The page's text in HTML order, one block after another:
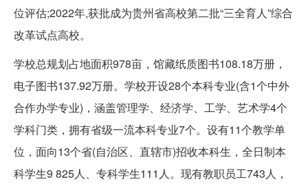
位评估;2022年,获批成为贵州省高校第二批“三全育人”综合
改革试点高校。
学校总规划占地面积978亩，馆藏纸质图书108.18万册，
电子图书137.92万册。学校开设28个本科专业(含1个中外
合作办学专业)，涵盖管理学、经济学、工学、艺术学4个
学科门类，拥有省级一流本科专业7个。设有11个教学单
位，面向13个省(自治区、直辖市)招收本科生，全日制本
科学生9 825人、专科学生111人。现有教职员工743人，